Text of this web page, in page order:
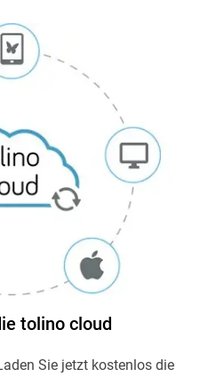
tolino cloud
Sie jetzt kostenlos die